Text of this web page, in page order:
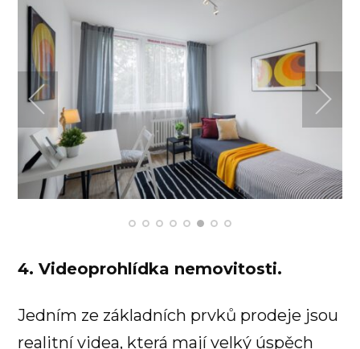
4. Videoprohlídka nemovitosti.
Jedním ze základních prvků prodeje jsou
realitní videa, která mají velký úspěch